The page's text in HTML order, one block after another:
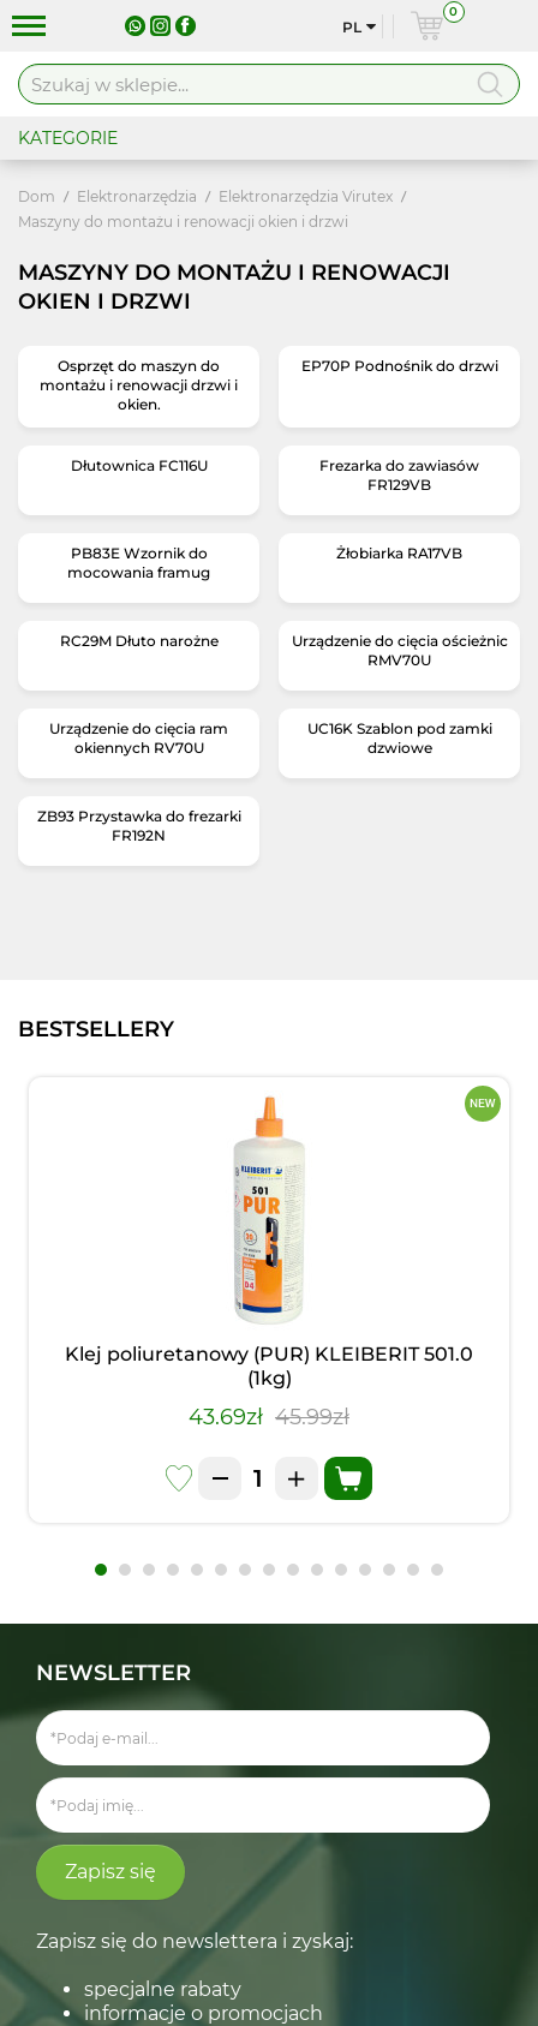
PL
0
KATEGORIE
Dom Elektronarzędzia
Elektronarzędzia Virutex
Maszyny do montażu i renowacji okien i drzwi
MASZYNY DO MONTAŻU I RENOWACJI
OKIEN I DRZWI
Osprzęt do maszyn do
montażu i renowacji drzwi i
okien.
EP70P Podnośnik do drzwi
Dłutownica FC116U
Frezarka do zawiasów
FR129VB
PB83E Wzornik do
mocowania framug
Żłobiarka RA17VB
RC29M Dłuto narożne
Urządzenie do cięcia ościeżnic
RMV70U
Urządzenie do cięcia ram
okiennych RV70U
UC16K Szablon pod zamki
dzwiowe
ZB93 Przystawka do frezarki
FR192N
BESTSELLERY
Klej poliuretanowy (PUR) KLEIBERIT 501.0
(1kg)
43.69zł 45.99zł
NEWSLETTER
Zapisz się
Zapisz się do newslettera i zyskaj:
specjalne rabaty
informacje o promocjach